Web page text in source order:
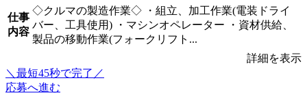
仕事
内容
◇クルマの製造作業◇ ・組立、加工作業(電装ドライ
バー、工具使用) ・マシンオペレーター ・資材供給、
製品の移動作業(フォークリフト...
詳細を表示
＼最短45秒で完了／
応募へ進む